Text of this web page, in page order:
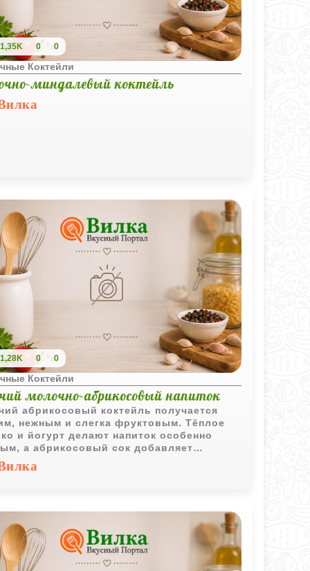
1,35K 0 0
Коктейли
миндалевый коктейль
1,28K 0 0
Коктейли
молочно-абрикосовый напиток
абрикосовый коктейль получается
нежным и слегка фруктовым. Тёплое
и йогурт делают напиток особенно
а абрикосовый сок добавляет
сладкую кислинку.